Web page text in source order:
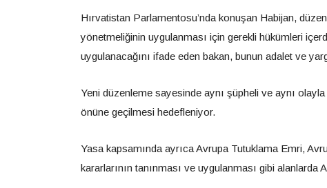
Hırvatistan Parlamentosu’nda konuşan Habijan,
yönetmeliğinin uygulanması için gerekli hükümleri
uygulanacağını ifade eden bakan, bunun adalet ve
Yeni düzenleme sayesinde aynı şüpheli ve aynı
önüne geçilmesi hedefleniyor.
Yasa kapsamında ayrıca Avrupa Tutuklama Emri,
kararlarının tanınması ve uygulanması gibi